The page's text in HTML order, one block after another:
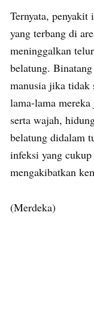
Ternyata, penyakit
yang terbang di
meninggalkan
belatung.
manusia jika tidak
lama-lama
serta wajah,
belatung didalam
infeksi yang
mengakibatkan
(Merdeka)